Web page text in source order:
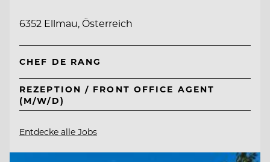
6352 Ellmau, Österreich
CHEF DE RANG
REZEPTION / FRONT OFFICE AGENT
(M/W/D)
Entdecke alle Jobs